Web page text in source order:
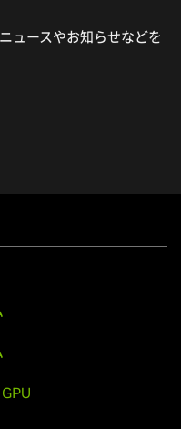
ュースやお知らせなどを